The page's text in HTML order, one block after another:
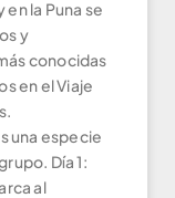
la Puna se
y
conocidas
en el Viaje
una especie
Día 1:
al